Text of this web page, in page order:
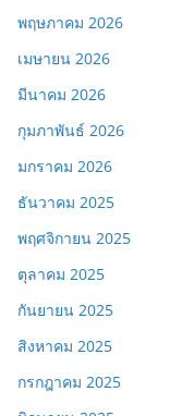
พฤษภาคม 2026
เมษายน 2026
มีนาคม 2026
กุมภาพันธ์ 2026
มกราคม 2026
ธันวาคม 2025
พฤศจิกายน 2025
ตุลาคม 2025
กันยายน 2025
สิงหาคม 2025
กรกฎาคม 2025